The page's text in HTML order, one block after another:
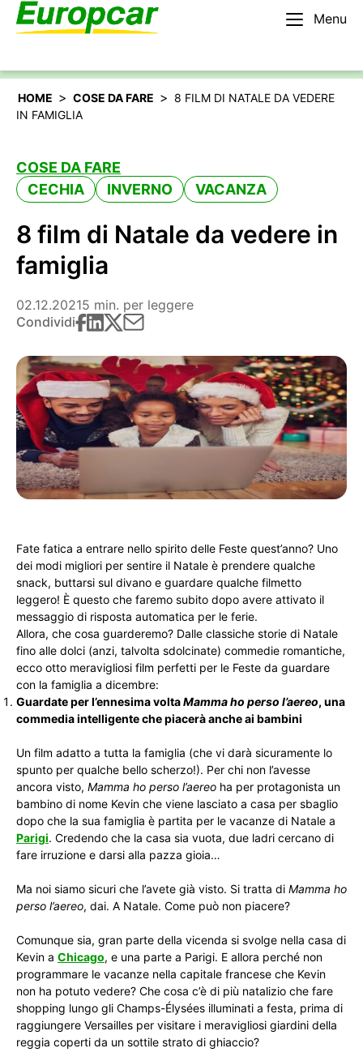
Menu
Italiano
HOME > COSE DA FARE > 8 FILM DI NATALE DA VEDERE
IN FAMIGLIA
COSE DA FARE
CECHIA
INVERNO VACANZA
8 film di Natale da vedere in
famiglia
02.12.20215 min. per leggere
Condividi
Fate fatica a entrare nello spirito delle Feste quest’anno? Uno
dei modi migliori per sentire il Natale è prendere qualche
snack, buttarsi sul divano e guardare qualche filmetto
leggero! È questo che faremo subito dopo avere attivato il
messaggio di risposta automatica per le ferie.
Allora, che cosa guarderemo? Dalle classiche storie di Natale
fino alle dolci (anzi, talvolta sdolcinate) commedie romantiche,
ecco otto meravigliosi film perfetti per le Feste da guardare
con la famiglia a dicembre:
Guardate per l’ennesima voltaMamma ho perso l’aereo, una
commedia intelligente che piacerà anche ai bambini
Un film adatto a tutta la famiglia (che vi darà sicuramente lo
spunto per qualche bello scherzo!). Per chi non l’avesse
ancora visto, Mamma ho perso l’aereo ha per protagonista un
bambino di nome Kevin che viene lasciato a casa per sbaglio
dopo che la sua famiglia è partita per le vacanze di Natale a
Parigi. Credendo che la casa sia vuota, due ladri cercano di
fare irruzione e darsi alla pazza gioia…
Ma noi siamo sicuri che l’avete già visto. Si tratta di Mamma ho
perso l’aereo, dai. A Natale. Come può non piacere?
Comunque sia, gran parte della vicenda si svolge nella casa di
Kevin a Chicago, e una parte a Parigi. E allora perché non
programmare le vacanze nella capitale francese che Kevin
non ha potuto vedere? Che cosa c’è di più natalizio che fare
shopping lungo gli Champs-Élysées illuminati a festa, prima di
raggiungere Versailles per visitare i meravigliosi giardini della
reggia coperti da un sottile strato di ghiaccio?